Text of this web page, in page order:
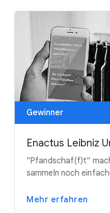
Gewinner
Enactus Leibniz
"Pfandschaf(f)t"
sammeln noch
Mehr erfahren